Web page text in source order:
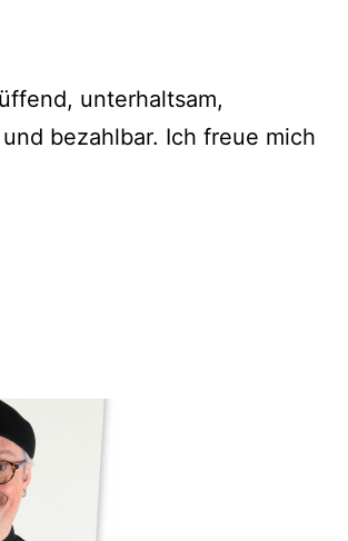
unterhaltsam,
bezahlbar. Ich freue mich